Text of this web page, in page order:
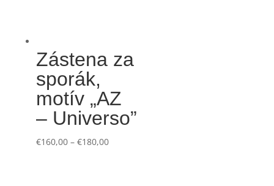
Zástena za
sporák,
motív „AZ
– Universo”
€160,00– €180,00